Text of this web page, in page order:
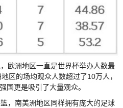
欧洲地区一直是世界杯举办人数最
区的场均观众人数超过了10万人，
国更是吸引了大量观众。
，南美洲地区同样拥有庞大的足球